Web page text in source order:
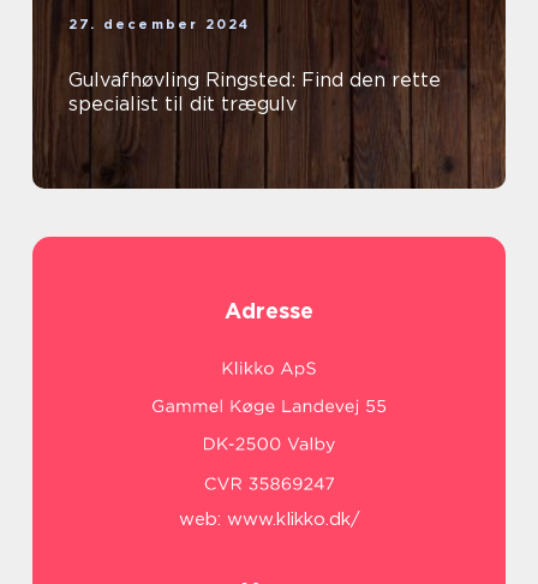
27. december 2024
Gulvafhøvling Ringsted: Find den rette
specialist til dit trægulv
Adresse
web: www.klikko.dk/